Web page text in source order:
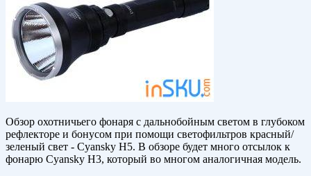
Обзор охотничьего фонаря с дальнобойным светом в глубоком
рефлекторе и бонусом при помощи светофильтров красный/
зеленый свет - Cyansky H5. В обзоре будет много отсылок к
фонарю Cyansky H3, который во многом аналогичная модель.